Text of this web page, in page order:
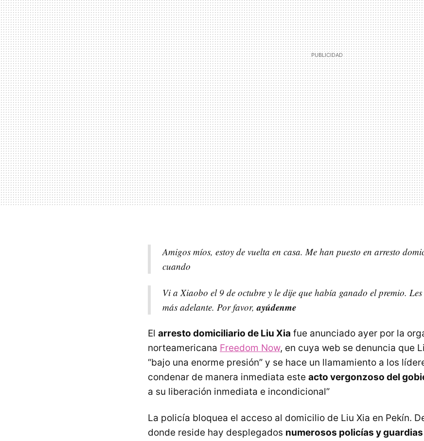
Amigos míos, estoy de vuelta en casa. Me han puesto en arresto
cuando
Vi a Xiaobo el 9 de octubre y le dije que había ganado el premio. Les
más adelante. Por favor,ayúdenme
El arresto domiciliario de Liu Xia fue anunciado ayer por la
norteamericana Freedom Now, en cuya web se denuncia que
“bajo una enorme presión” y se hace un llamamiento a los
condenar de manera inmediata este acto vergonzoso del
a su liberación inmediata e incondicional”
La policía bloquea el acceso al domicilio de Liu Xia en Pekín.
donde reside hay desplegados numerosos policías y